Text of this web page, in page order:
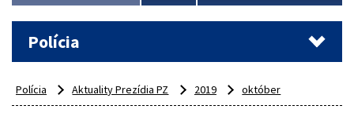
Polícia
Polícia Aktuality Prezídia PZ 2019 október